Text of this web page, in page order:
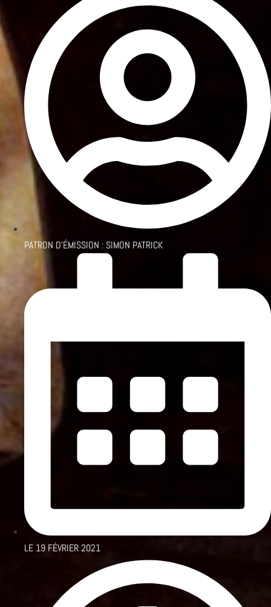
PATRON D'ÉMISSION : SIMON PATRICK
LE 19 FÉVRIER 2021